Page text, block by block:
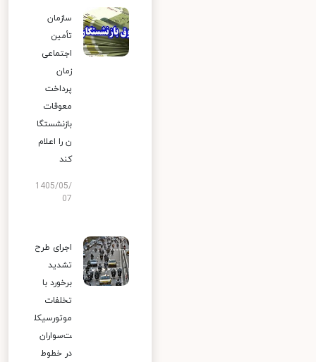
سازمان
تأمین
اجتماعی
زمان
پرداخت
معوقات
بازنشستگا
ن را اعلام
کند
1405/05/
07
اجرای طرح
تشدید
برخورد با
تخلفات
موتورسیکل
ت‌سواران
در خطوط